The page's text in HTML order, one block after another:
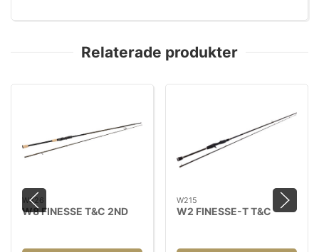
Relaterade produkter
W826
W8 FINESSE T&C 2ND
W215
W2 FINESSE-T T&C